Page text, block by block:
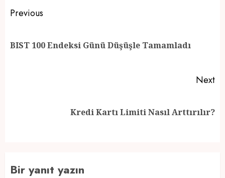
Post
Previous
BIST 100 Endeksi Günü Düşüşle Tamamladı
Next
Kredi Kartı Limiti Nasıl Arttırılır?
Bir yanıt yazın